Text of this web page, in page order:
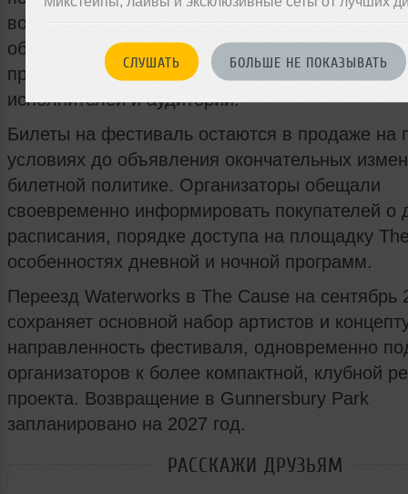
СЛУШАТЬ БОЛЬШЕ НЕ ПОКАЗЫВАТЬ
возврата средств покупателям при
обстоятельствах. В сообщении указано, что
принято с приоритетом защиты интересов
исполнителей и аудитории.
Билеты на фестиваль остаются в продаже на
условиях до объявления окончательных
билетной политике. Организаторы обещали
своевременно информировать покупателей о
расписания, порядке доступа на площадку
особенностях дневной и ночной программ.
Переезд Waterworks в The Cause на сентябрь
сохраняет основной набор артистов и
направленность фестиваля, одновременно
организаторов к более компактной, клубной
проекта. Возвращение в Gunnersbury Park
запланировано на 2027 год.
РАССКАЖИ ДРУЗЬЯМ